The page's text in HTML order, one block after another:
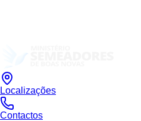
Localizações
Contactos